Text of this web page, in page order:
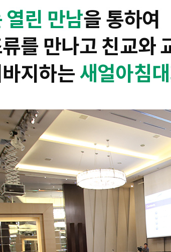
열린 만남을 통하여
를 만나고 친교와
지하는 새얼아침